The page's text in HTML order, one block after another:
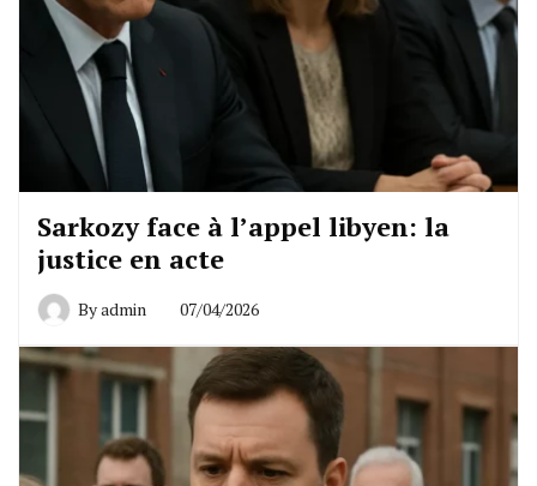
Sarkozy face à l’appel libyen: la
justice en acte
Byadmin 07/04/2026